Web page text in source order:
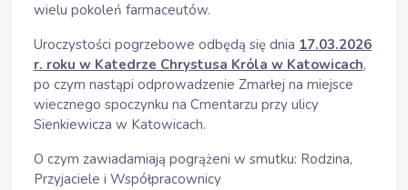
wielu pokoleń farmaceutów.
Uroczystości pogrzebowe odbędą się dnia 17.03.2026
r. roku w Katedrze Chrystusa Króla w Katowicach,
po czym nastąpi odprowadzenie Zmarłej na miejsce
wiecznego spoczynku na Cmentarzu przy ulicy
Sienkiewicza w Katowicach.
O czym zawiadamiają pogrążeni w smutku: Rodzina,
Przyjaciele i Współpracownicy